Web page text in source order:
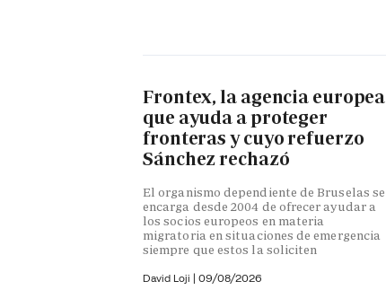
Frontex, la agencia europea
que ayuda a proteger
fronteras y cuyo refuerzo
Sánchez rechazó
El organismo dependiente de Bruselas se
encarga desde 2004 de ofrecer ayudar a
los socios europeos en materia
migratoria en situaciones de emergencia
siempre que estos la soliciten
David Loji | 09/08/2026